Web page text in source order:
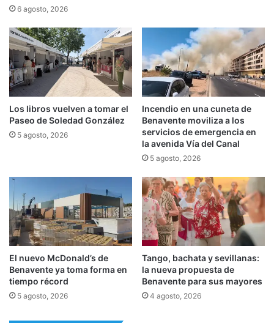
6 agosto, 2026
Los libros vuelven a tomar el
Paseo de Soledad González
5 agosto, 2026
Incendio en una cuneta de
Benavente moviliza a los
servicios de emergencia en
la avenida Vía del Canal
5 agosto, 2026
El nuevo McDonald’s de
Benavente ya toma forma en
tiempo récord
5 agosto, 2026
Tango, bachata y sevillanas:
la nueva propuesta de
Benavente para sus mayores
4 agosto, 2026